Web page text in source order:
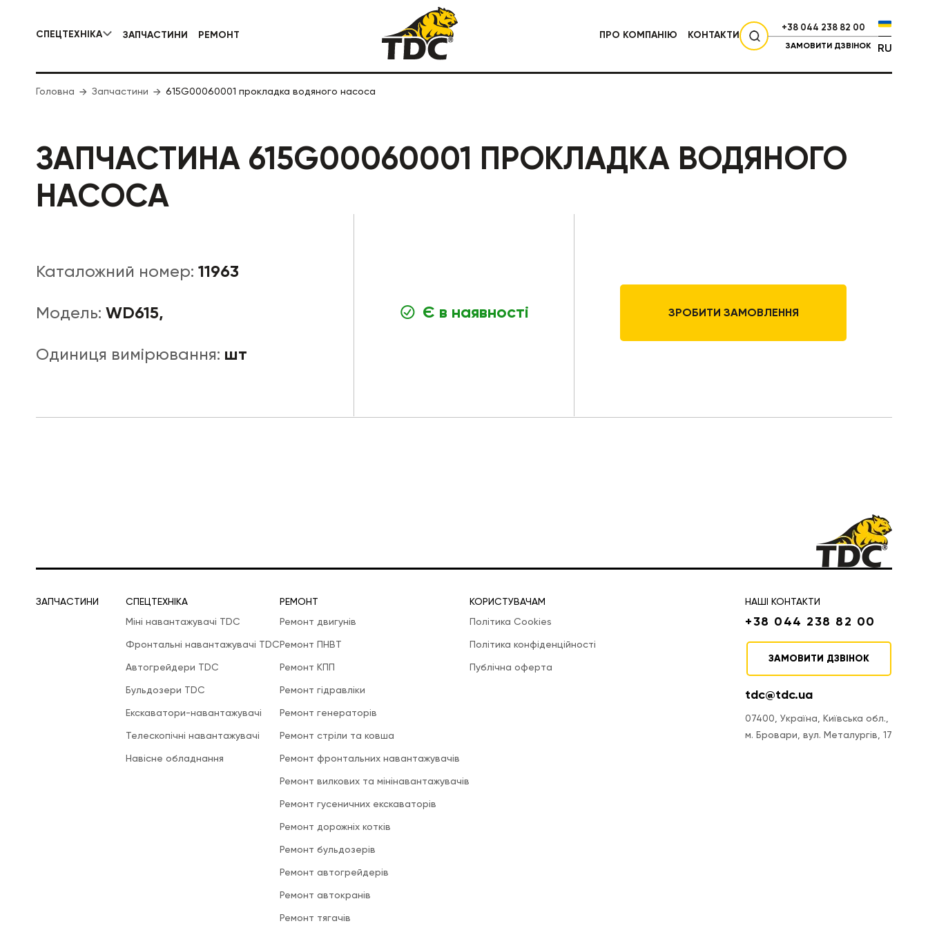
СПЕЦТЕХНІКА
КОМУНАЛЬНА СПЕЦТЕХНІКА ДОРОЖНЯ СПЕЦТЕХНІКА
ЗАПЧАСТИНИ РЕМОНТ ПРО КОМПАНІЮ КОНТАКТИ
+38 044 238 82 00
ЗАМОВИТИ ДЗВІНОК RU
Головна Запчастини 615G00060001 прокладка водяного насоса
ЗАПЧАСТИНА 615G00060001 ПРОКЛАДКА ВОДЯНОГО
НАСОСА
Каталожний номер: 11963
Модель: WD615,
Одиниця вимірювання: шт
Є в наявності ЗРОБИТИ ЗАМОВЛЕННЯ
ЗАПЧАСТИНИ
СПЕЦТЕХНІКА
Міні навантажувачі TDC
Фронтальні навантажувачі TDC
Автогрейдери TDC
Бульдозери TDC
Екскаватори-навантажувачі
Телескопічні навантажувачі
Навісне обладнання
РЕМОНТ
Ремонт двигунів
Ремонт ПНВТ
Ремонт КПП
Ремонт гідравліки
Ремонт генераторів
Ремонт стріли та ковша
Ремонт фронтальних навантажувачів
Ремонт вилкових та мінінавантажувачів
Ремонт гусеничних екскаваторів
Ремонт дорожніх котків
Ремонт бульдозерів
Ремонт автогрейдерів
Ремонт автокранів
Ремонт тягачів
КОРИСТУВАЧАМ
Політика Cookies
Політика конфіденційності
Публічна оферта
НАШІ КОНТАКТИ
+38 044 238 82 00
ЗАМОВИТИ ДЗВІНОК
tdc@tdc.ua
07400, Україна, Київська обл.,
м. Бровари, вул. Металургів, 17